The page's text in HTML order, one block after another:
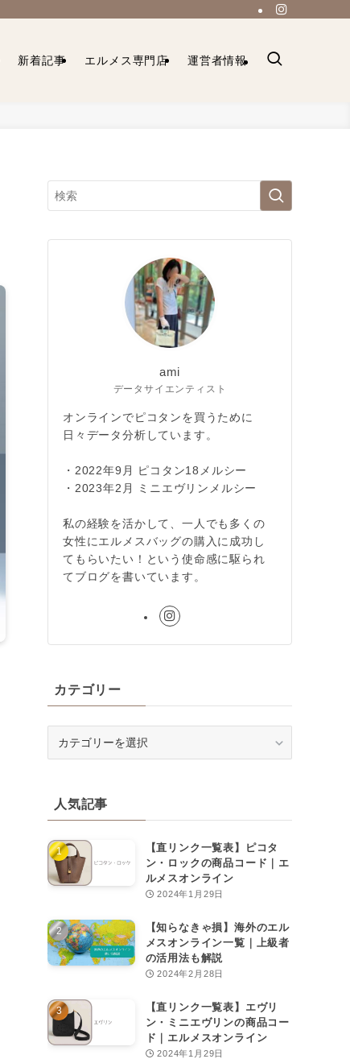
新着記事 エルメス専門店 運営者情報
ami
データサイエンティスト
オンラインでピコタンを買うために
日々データ分析しています。
・2022年9月 ピコタン18メルシー
・2023年2月 ミニエヴリンメルシー
私の経験を活かして、一人でも多くの
女性にエルメスバッグの購入に成功し
てもらいたい！という使命感に駆られ
てブログを書いています。
カテゴリー
ー人気記事
【直リンク一覧表】ピコタ
ン・ロックの商品コード｜エ
ルメスオンライン
2024年1月29日
【知らなきゃ損】海外のエル
メスオンライン一覧｜上級者
の活用法も解説
2024年2月28日
【直リンク一覧表】エヴリ
ン・ミニエヴリンの商品コー
ド｜エルメスオンライン
2024年1月29日